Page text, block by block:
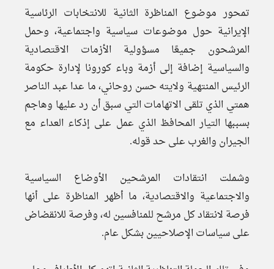
تمحور موضوع المناظرة الثانية للانتخابات الرئاسية
الإيرانية حول موضوعات سياسية واجتماعية، وحمل
المرشحون جميعًا مسؤولية الأزمات الاقتصادية
والسياسية إضافة إلى أزمة وباء كورونا لإدارة حكومة
الرئيس المنتهية ولايته حسن روحاني، ما عدا عبد الناصر
همتي الذي تلقى الاتهامات التي سبق أن رد عليها وهاجم
بسببها التيار المحافظ الذي عمل على إذكاء العداء مع
الجيران والغرب على حد قوله.
وشملت انتقادات المرشحين الأوضاع السياسية
والاجتماعية والاقتصادية، ما أظهر المناظرة على أنها
فرصة لانتقاد كل مرشح للمنافسين له، وفرصة للانقضاض
على سياسات الإصلاحيين بشكل عام.